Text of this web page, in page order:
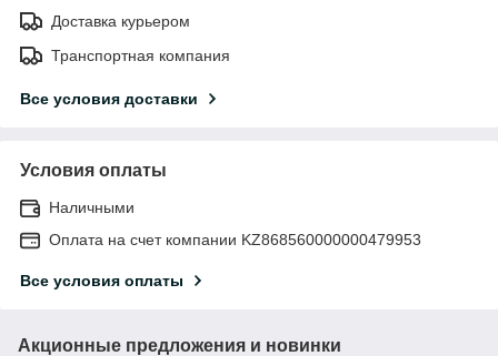
Доставка курьером
Транспортная компания
Все условия доставки
Условия оплаты
Наличными
Оплата на счет компании KZ868560000000479953
Все условия оплаты
Акционные предложения и новинки